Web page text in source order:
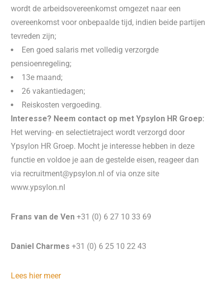
wordt de arbeidsovereenkomst omgezet naar een
overeenkomst voor onbepaalde tijd, indien beide partijen
tevreden zijn;
Een goed salaris met volledig verzorgde
pensioenregeling;
13e maand;
26 vakantiedagen;
Reiskosten vergoeding.
Interesse? Neem contact op met Ypsylon HR Groep:
Het werving- en selectietraject wordt verzorgd door
Ypsylon HR Groep. Mocht je interesse hebben in deze
functie en voldoe je aan de gestelde eisen, reageer dan
via recruitment@ypsylon.nl of via onze site
www.ypsylon.nl
Frans van de Ven +31 (0) 6 27 10 33 69
Daniel Charmes +31 (0) 6 25 10 22 43
Lees hier meer